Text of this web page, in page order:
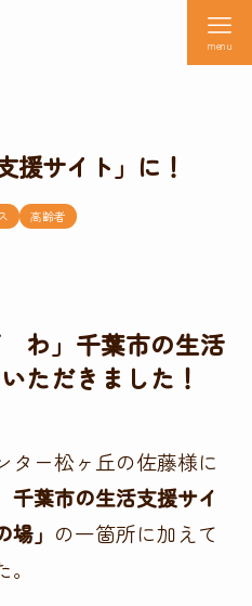
menu
援サイト」に！
高齢者
わ」千葉市の生活
ただきました！
ター松ヶ丘の佐藤様に
千葉市の生活支援サイ
」 の一箇所に加えて